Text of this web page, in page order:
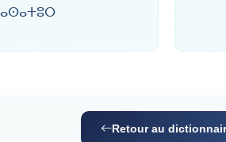
ⴰⵙⴰⵜⵓⵔ
Retour au